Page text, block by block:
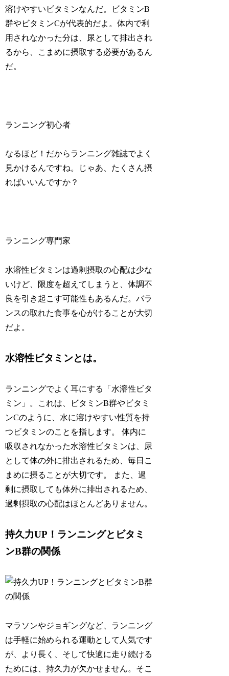
溶けやすいビタミンなんだ。ビタミンB
群やビタミンCが代表的だよ。体内で利
用されなかった分は、尿として排出され
るから、こまめに摂取する必要があるん
だ。
ランニング初心者
なるほど！だからランニング雑誌でよく
見かけるんですね。じゃあ、たくさん摂
ればいいんですか？
ランニング専門家
水溶性ビタミンは過剰摂取の心配は少な
いけど、限度を超えてしまうと、体調不
良を引き起こす可能性もあるんだ。バラ
ンスの取れた食事を心がけることが大切
だよ。
水溶性ビタミンとは。
ランニングでよく耳にする「水溶性ビタ
ミン」。これは、ビタミンB群やビタミ
ンCのように、水に溶けやすい性質を持
つビタミンのことを指します。 体内に
吸収されなかった水溶性ビタミンは、尿
として体の外に排出されるため、毎日こ
まめに摂ることが大切です。 また、過
剰に摂取しても体外に排出されるため、
過剰摂取の心配はほとんどありません。
持久力UP！ランニングとビタミ
ンB群の関係
マラソンやジョギングなど、ランニング
は手軽に始められる運動として人気です
が、より長く、そして快適に走り続ける
ためには、持久力が欠かせません。そこ